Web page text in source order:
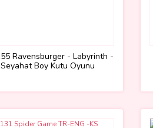
Ravensburger - Labyrinth -
Seyahat Boy Kutu Oyunu